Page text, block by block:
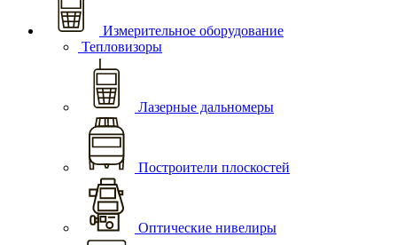
Измерительное оборудование
Тепловизоры
Лазерные дальномеры
Построители плоскостей
Оптические нивелиры